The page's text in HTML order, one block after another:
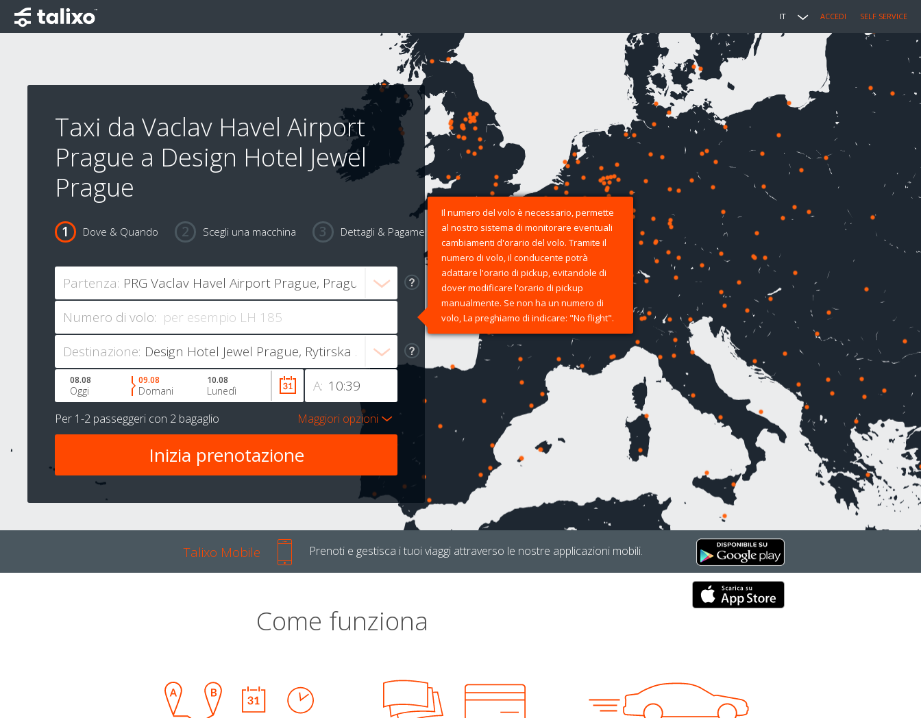
IT ACCEDI SELF SERVICE
Taxi da Vaclav Havel Airport
Prague a Design Hotel Jewel
Prague
Dove & Quando Scegli una macchina Dettagli & Pagamento
Partenza:
Numero di volo:
Il numero del volo è necessario, permette
al nostro sistema di monitorare eventuali
cambiamenti d'orario del volo. Tramite il
numero di volo, il conducente potrà
adattare l'orario di pickup, evitandole di
dover modificare l'orario di pickup
manualmente. Se non ha un numero di
volo, La preghiamo di indicare: "No flight".
Destinazione:
A:
08.08
Oggi
09.08
Domani
10.08
Lunedì
Per 1-2 passeggeri con 2 bagaglio Maggiori opzioni
Talixo Mobile Prenoti e gestisca i tuoi viaggi attraverso le nostre applicazioni mobili.
Come funziona